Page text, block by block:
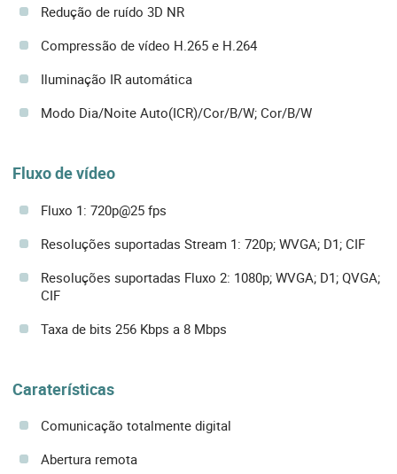
Redução de ruído 3D NR
Compressão de vídeo H.265 e H.264
Iluminação IR automática
Modo Dia/Noite Auto(ICR)/Cor/B/W; Cor/B/W
Fluxo de vídeo
Fluxo 1: 720p@25 fps
Resoluções suportadas Stream 1: 720p; WVGA; D1; CIF
Resoluções suportadas Fluxo 2: 1080p; WVGA; D1; QVGA;
CIF
Taxa de bits 256 Kbps a 8 Mbps
Caraterísticas
Comunicação totalmente digital
Abertura remota